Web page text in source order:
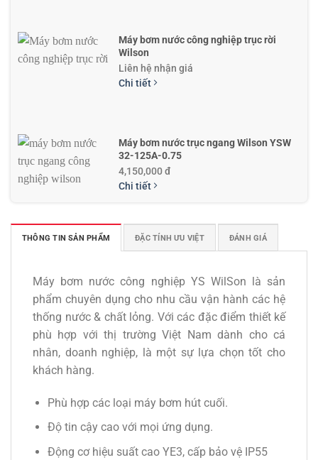
Máy bơm nước công nghiệp trục rời
Wilson
Liên hệ nhận giá
Chi tiết
Máy bơm nước trục ngang Wilson YSW
32-125A-0.75
4,150,000 đ
Chi tiết
Máy Bơm Đĩa CPM 158-0.75KW
Chi tiết
THÔNG TIN SẢN PHẨM ĐẶC TÍNH ƯU VIỆT ĐÁNH GIÁ
Máy bơm nước công nghiệp YS WilSon là sản
phẩm chuyên dụng cho nhu cầu vận hành các hệ
thống nước & chất lỏng. Với các đặc điểm thiết kế
phù hợp với thị trường Việt Nam dành cho cá
nhân, doanh nghiệp, là một sự lựa chọn tốt cho
khách hàng.
Phù hợp các loại máy bơm hút cuối.
Độ tin cậy cao với mọi ứng dụng.
Động cơ hiệu suất cao YE3, cấp bảo vệ IP55